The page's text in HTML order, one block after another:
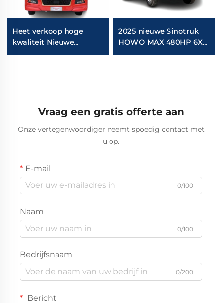
Heet verkoop hoge
kwaliteit Nieuwe
Sinotruk Sitrak C9H
2025 nieuwe Sinotruk
HOWO MAX 480HP 6X4
Howo Trucks Kop
Vraag een gratis offerte aan
Onze vertegenwoordiger neemt spoedig contact met
u op.
E-mail
0/100
Naam
0/100
Bedrijfsnaam
0/200
Bericht